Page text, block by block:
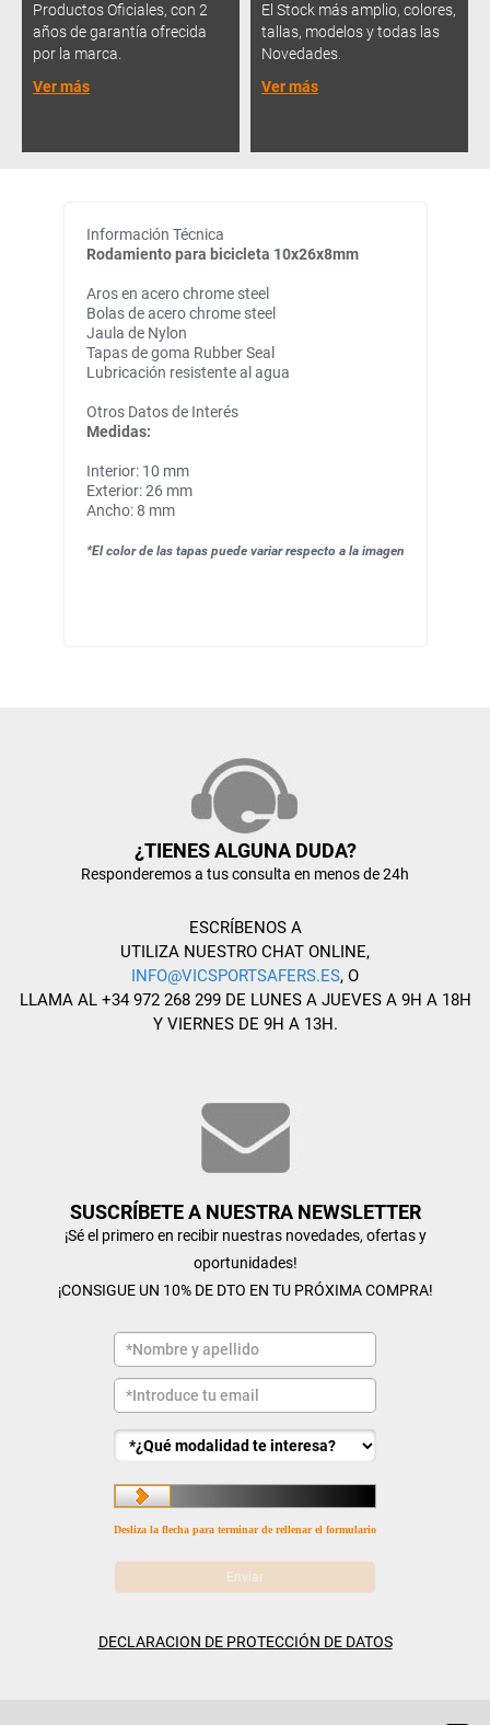
Productos Oficiales, con 2
años de garantía ofrecida
por la marca.
Ver más
El Stock más amplio, colores,
tallas, modelos y todas las
Novedades.
Ver más
Información Técnica
Rodamiento para bicicleta 10x26x8mm
Aros en acero chrome steel
Bolas de acero chrome steel
Jaula de Nylon
Tapas de goma Rubber Seal
Lubricación resistente al agua
Otros Datos de Interés
Medidas:
Interior: 10 mm
Exterior: 26 mm
Ancho: 8 mm
*El color de las tapas puede variar respecto a la imagen
¿TIENES ALGUNA DUDA?
Responderemos a tus consulta en menos de 24h
ESCRÍBENOS A
UTILIZA NUESTRO CHAT ONLINE,
INFO@VICSPORTSAFERS.ES, O
LLAMA AL +34 972 268 299 DE LUNES A JUEVES A 9H A 18H
Y VIERNES DE 9H A 13H.
SUSCRÍBETE A NUESTRA NEWSLETTER
¡Sé el primero en recibir nuestras novedades, ofertas y
oportunidades!
¡CONSIGUE UN 10% DE DTO EN TU PRÓXIMA COMPRA!
Desliza la flecha para terminar de rellenar el formulario
DECLARACION DE PROTECCIÓN DE DATOS